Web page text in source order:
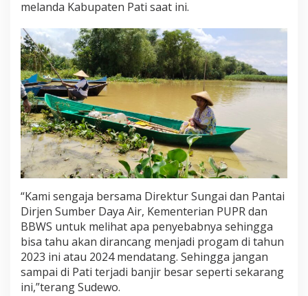
melanda Kabupaten Pati saat ini.
“Kami sengaja bersama Direktur Sungai dan Pantai
Dirjen Sumber Daya Air, Kementerian PUPR dan
BBWS untuk melihat apa penyebabnya sehingga
bisa tahu akan dirancang menjadi progam di tahun
2023 ini atau 2024 mendatang. Sehingga jangan
sampai di Pati terjadi banjir besar seperti sekarang
ini,”terang Sudewo.